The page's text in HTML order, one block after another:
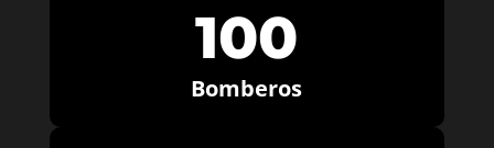
100
Bomberos